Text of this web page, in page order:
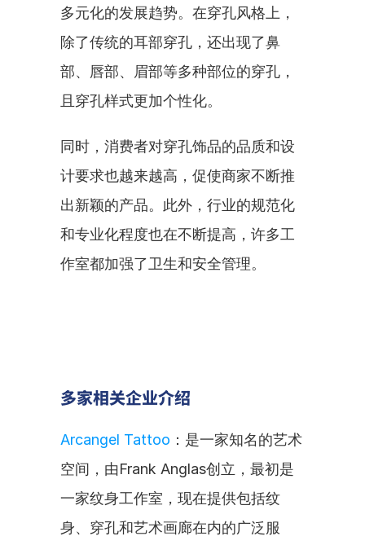
多元化的发展趋势。在穿孔风格上，
除了传统的耳部穿孔，还出现了鼻
部、唇部、眉部等多种部位的穿孔，
且穿孔样式更加个性化。
同时，消费者对穿孔饰品的品质和设
计要求也越来越高，促使商家不断推
出新颖的产品。此外，行业的规范化
和专业化程度也在不断提高，许多工
作室都加强了卫生和安全管理。
多家相关企业介绍
Arcangel Tattoo ：是一家知名的艺术
空间，由Frank Anglas创立，最初是
一家纹身工作室，现在提供包括纹
身、穿孔和艺术画廊在内的广泛服